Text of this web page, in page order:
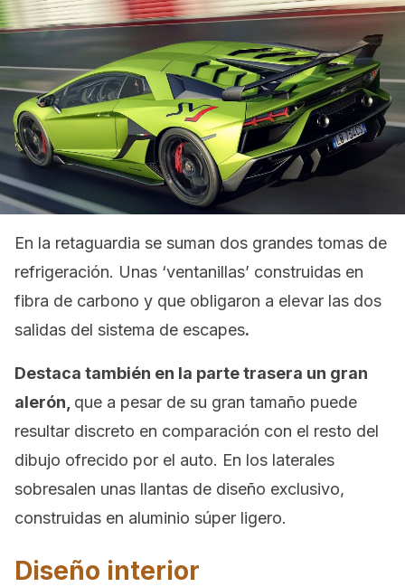
En la retaguardia se suman dos grandes tomas de
refrigeración. Unas ‘ventanillas’ construidas en
fibra de carbono y que obligaron a elevar las dos
salidas del sistema de escapes.
Destaca también en la parte trasera un gran
alerón, que a pesar de su gran tamaño puede
resultar discreto en comparación con el resto del
dibujo ofrecido por el auto. En los laterales
sobresalen unas llantas de diseño exclusivo,
construidas en aluminio súper ligero.
Diseño interior